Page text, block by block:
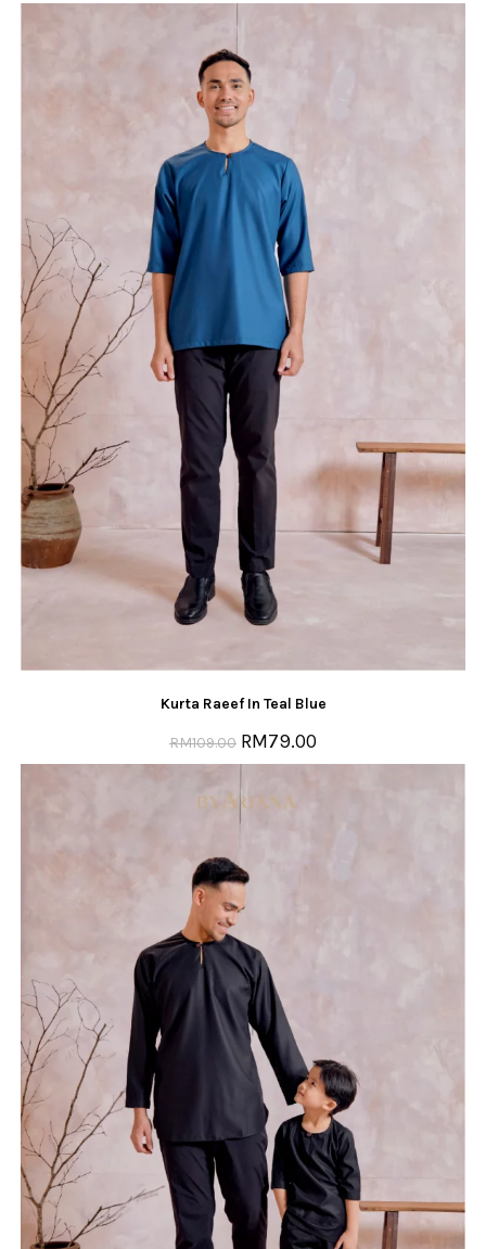
Kurta Raeef In Teal Blue
RM109.00 RM79.00